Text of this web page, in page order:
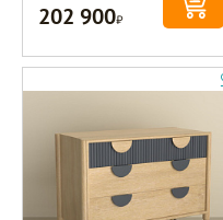
202 900Р